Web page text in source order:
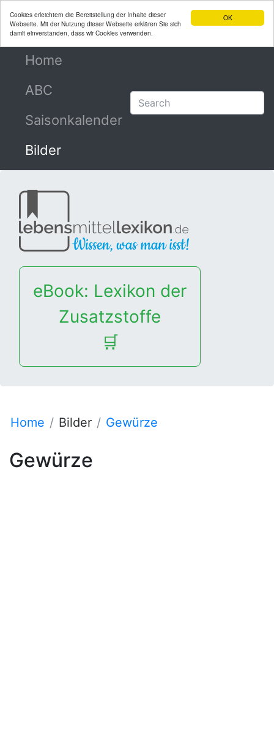
OK
Cookies erleichtern die Bereitstellung der Inhalte dieser
Webseite. Mit der Nutzung dieser Webseite erklären Sie sich
damit einverstanden, dass wir Cookies verwenden.
Home
ABC
Saisonkalender
Bilder
eBook: Lexikon der
Zusatzstoffe
🛒
Home Bilder Gewürze
Gewürze